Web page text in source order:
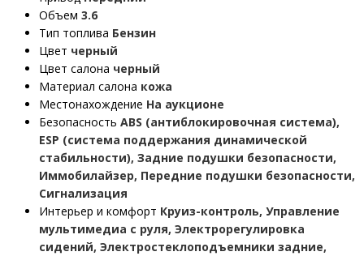
Объем 3.6
Тип топлива Бензин
Цвет черный
Цвет салона черный
Материал салона кожа
Местонахождение На аукционе
Безопасность ABS (антиблокировочная система),
ESP (система поддержания динамической
стабильности), Задние подушки безопасности,
Иммобилайзер, Передние подушки безопасности,
Сигнализация
Интерьер и комфорт Круиз-контроль, Управление
мультимедиа с руля, Электрорегулировка
сидений, Электростеклоподъемники задние,